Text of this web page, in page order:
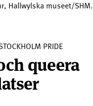
Hallwylska museet/SHM.
PRIDE
queera